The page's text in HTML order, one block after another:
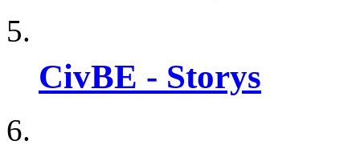
CivBE - Storys